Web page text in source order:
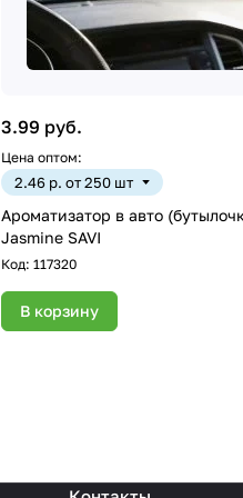
3.99 руб.
Цена оптом:
2.46 р. от 250 шт
Ароматизатор в авто
Jasmine SAVI
Код: 117320
В корзину